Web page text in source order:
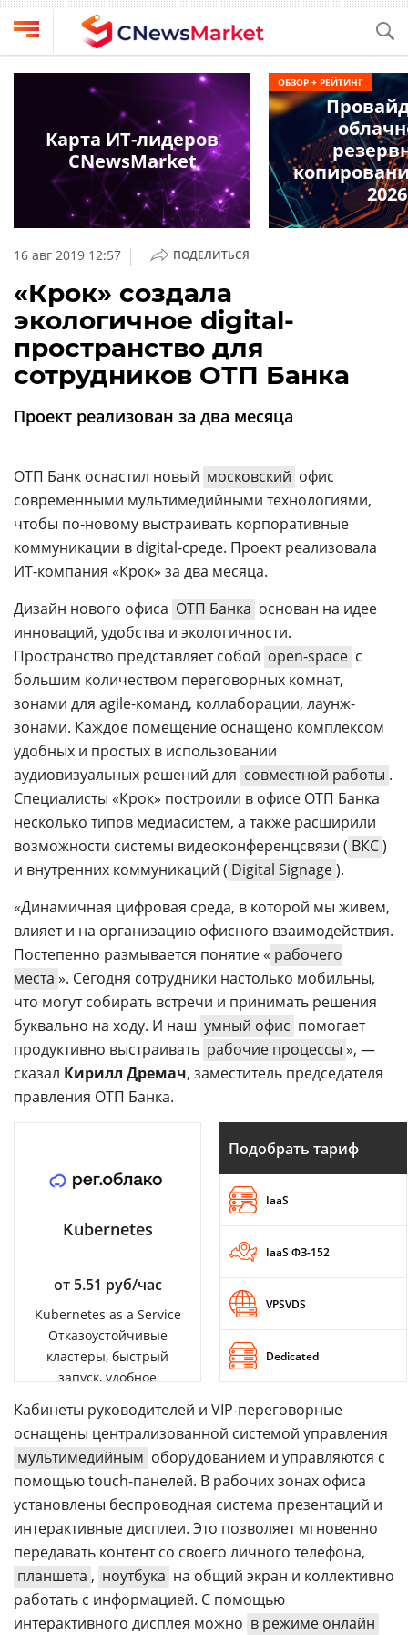
Выбрать
провайдера
Компании
обзоры
кабинет
О
проекте
CNews
Аналитика
Техника
ТВ
издании
Реклама
Вакансии
Контакты
Telegram
Дзен
VK
Rutube
CNews
Конференции
Техника
16 авг 2019 12:57 | ПОДЕЛИТЬСЯ
«Крок» создала
экологичное digital-
пространство для
сотрудников ОТП Банка
Проект реализован за два месяца
ОТП Банк оснастил новый московский офис
современными мультимедийными технологиями,
чтобы по-новому выстраивать корпоративные
коммуникации в digital-среде. Проект реализовала
ИТ-компания «Крок» за два месяца.
Дизайн нового офиса ОТП Банка основан на идее
инноваций, удобства и экологичности.
Пространство представляет собой open-space с
большим количеством переговорных комнат,
зонами для agile-команд, коллаборации, лаунж-
зонами. Каждое помещение оснащено комплексом
удобных и простых в использовании
аудиовизуальных решений для совместной работы .
Специалисты «Крок» построили в офисе ОТП Банка
несколько типов медиасистем, а также расширили
возможности системы видеоконференцсвязи ( ВКС)
и внутренних коммуникаций ( Digital Signage).
«Динамичная цифровая среда, в которой мы живем,
влияет и на организацию офисного взаимодействия.
Постепенно размывается понятие « рабочего
места ». Сегодня сотрудники настолько мобильны,
что могут собирать встречи и принимать решения
буквально на ходу. И наш умный офис помогает
продуктивно выстраивать рабочие процессы », —
сказал Кирилл Дремач, заместитель председателя
правления ОТП Банка.
Kubernetes
от 5.51 руб/час
Kubernetes as a Service
Отказоустойчивые
кластеры, быстрый
запуск, удобное
Подобрать тариф
IaaS
IaaS ФЗ-152
VPSVDS
Dedicated
Кабинеты руководителей и VIP-переговорные
оснащены централизованной системой управления
мультимедийным оборудованием и управляются с
помощью touch-панелей. В рабочих зонах офиса
установлены беспроводная система презентаций и
интерактивные дисплеи. Это позволяет мгновенно
передавать контент со своего личного телефона,
планшета , ноутбука на общий экран и коллективно
работать с информацией. С помощью
интерактивного дисплея можно в режиме онлайн
Карта ИТ-лидеров
CNewsMarket
2026
ОБЗОР + РЕЙТИНГ